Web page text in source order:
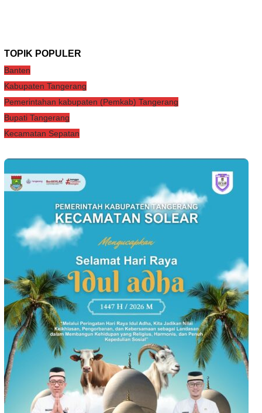
TOPIK POPULER
Banten
Kabupaten Tangerang
Pemerintahan kabupaten (Pemkab) Tangerang
Bupati Tangerang
Kecamatan Sepatan